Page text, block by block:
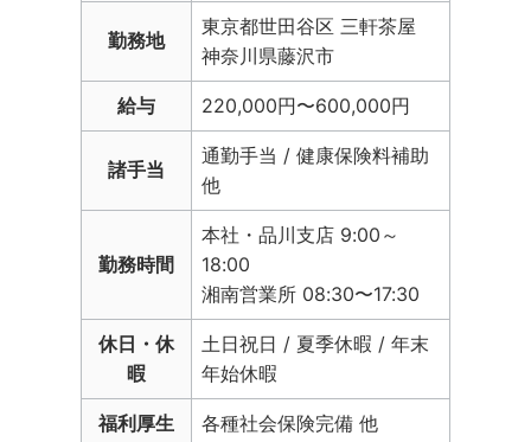
勤務地
東京都世田谷区 三軒茶屋
神奈川県藤沢市
給与 220,000円〜600,000円
諸手当
通勤手当 / 健康保険料補助
他
勤務時間
本社・品川支店 9:00～
18:00
湘南営業所 08:30〜17:30
休日・休
暇
土日祝日 / 夏季休暇 / 年末
年始休暇
福利厚生 各種社会保険完備 他